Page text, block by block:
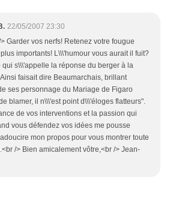
22/05/2007 23:30
Garder vos nerfs! Retenez votre fougue
importants! L\\\'humour vous aurait il fuit?
qui s\\\'appelle la réponse du berger à la
faisait dire Beaumarchais, brillant
ses personnage du Mariage de Figaro
blamer, il n\\\'est point d\\\'éloges flatteurs".
de vos interventions et la passion qui
vous défendez vos idées me pousse
mon propos pour vous montrer toute
/> Bien amicalement vôtre,<br /> Jean-